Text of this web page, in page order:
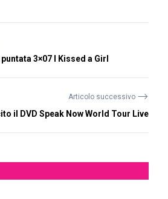
3×07 I Kissed a Girl
Articolo successivo ⟶
il DVD Speak Now World Tour Live